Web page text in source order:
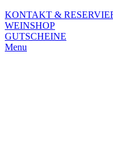
KONTAKT &
WEINSHOP
GUTSCHEINE
Menu